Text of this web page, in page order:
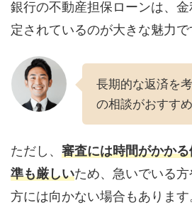
銀行の不動産担保ローンは、
定されているのが大きな魅力で
長期的な返済を
の相談がおすすめ
ただし、 審査には時間がかか
準も厳しいため、急いでいる
方には向かない場合もあります